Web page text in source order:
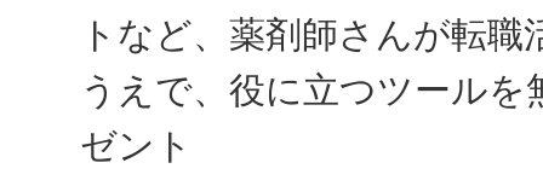
トなど、薬剤師さんが転職
うえで、役に立つツールを
ゼント